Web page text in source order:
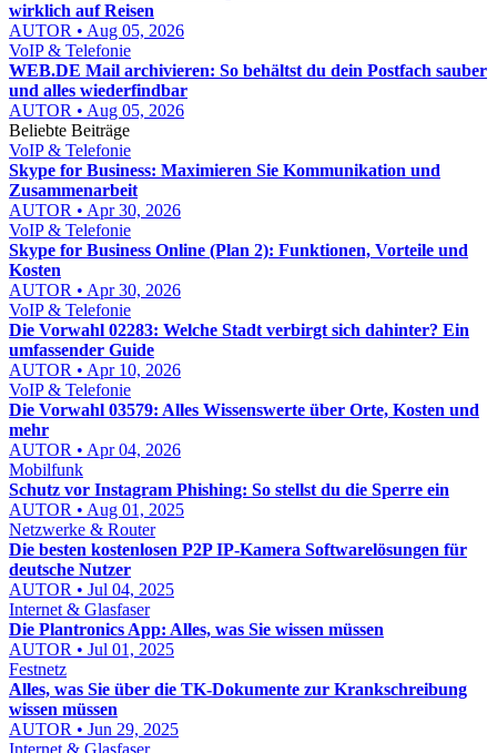
wirklich auf Reisen
AUTOR • Aug 05, 2026
VoIP & Telefonie
WEB.DE Mail archivieren: So behältst du dein Postfach sauber
und alles wiederfindbar
AUTOR • Aug 05, 2026
Beliebte Beiträge
VoIP & Telefonie
Skype for Business: Maximieren Sie Kommunikation und
Zusammenarbeit
AUTOR • Apr 30, 2026
VoIP & Telefonie
Skype for Business Online (Plan 2): Funktionen, Vorteile und
Kosten
AUTOR • Apr 30, 2026
VoIP & Telefonie
Die Vorwahl 02283: Welche Stadt verbirgt sich dahinter? Ein
umfassender Guide
AUTOR • Apr 10, 2026
VoIP & Telefonie
Die Vorwahl 03579: Alles Wissenswerte über Orte, Kosten und
mehr
AUTOR • Apr 04, 2026
Mobilfunk
Schutz vor Instagram Phishing: So stellst du die Sperre ein
AUTOR • Aug 01, 2025
Netzwerke & Router
Die besten kostenlosen P2P IP-Kamera Softwarelösungen für
deutsche Nutzer
AUTOR • Jul 04, 2025
Internet & Glasfaser
Die Plantronics App: Alles, was Sie wissen müssen
AUTOR • Jul 01, 2025
Festnetz
Alles, was Sie über die TK-Dokumente zur Krankschreibung
wissen müssen
AUTOR • Jun 29, 2025
Internet & Glasfaser